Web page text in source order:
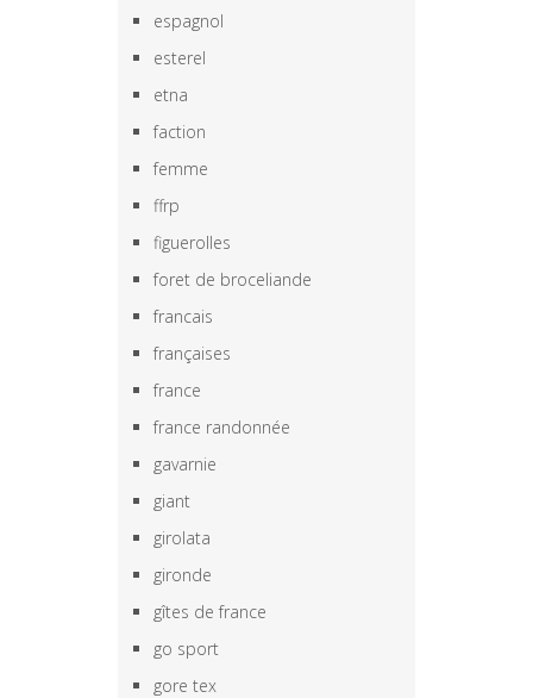
espagnol
esterel
etna
faction
femme
ffrp
figuerolles
foret de broceliande
francais
françaises
france
france randonnée
gavarnie
giant
girolata
gironde
gîtes de france
go sport
gore tex